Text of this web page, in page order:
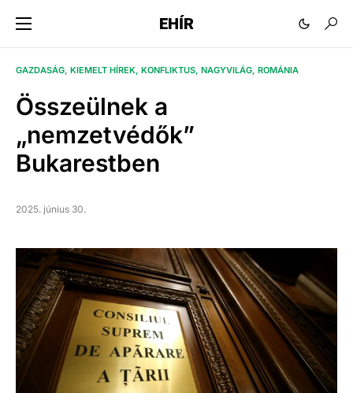
EHÍR
GAZDASÁG KIEMELT HÍREK KONFLIKTUS NAGYVILÁG ROMÁNIA
Összeülnek a
„nemzetvédők”
Bukarestben
2025. június 30.